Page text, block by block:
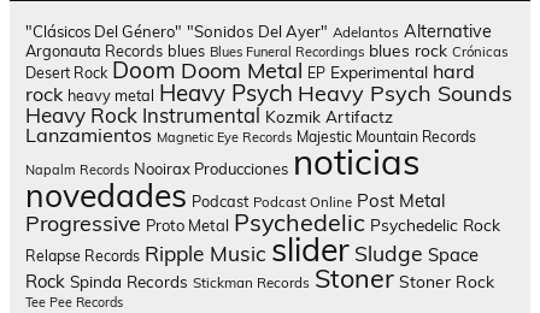
"Clásicos Del Género" "Sonidos Del Ayer" Adelantos Alternative
Argonauta Records blues Blues Funeral Recordings blues rock Crónicas
Desert Rock Doom Doom Metal EP Experimental hard
rock heavy metal Heavy Psych Heavy Psych Sounds
Heavy Rock Instrumental Kozmik Artifactz
Lanzamientos Magnetic Eye Records Majestic Mountain Records
Napalm Records Nooirax Producciones noticias
novedades Podcast Podcast Online Post Metal
Progressive Proto Metal Psychedelic Psychedelic Rock
Relapse Records Ripple Music slider Sludge Space
Rock Spinda Records Stickman Records Stoner Stoner Rock
Tee Pee Records